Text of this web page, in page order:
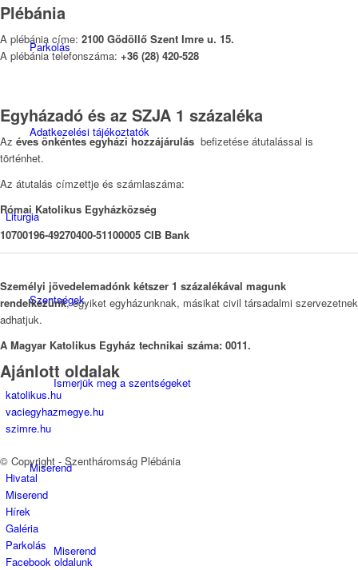
Parkolás
Adatkezelési tájékoztatók
Liturgia
Szentségek
Ismerjük meg a szentségeket
Miserend
Miserend
Plébánia
A plébánia címe: 2100 Gödöllő Szent Imre u. 15.
A plébánia telefonszáma: +36 (28) 420-528
Egyházadó és az SZJA 1 százaléka
Az éves önkéntes egyházi hozzájárulás befizetése átutalással is
történhet.
Az átutalás címzettje és számlaszáma:
Római Katolikus Egyházközség
10700196-49270400-51100005 CIB Bank
Személyi jövedelemadónk kétszer 1 százalékával magunk
rendelkezünk, egyiket egyházunknak, másikat civil társadalmi szervezetnek
adhatjuk.
A Magyar Katolikus Egyház technikai száma: 0011.
Ajánlott oldalak
katolikus.hu
vaciegyhazmegye.hu
szimre.hu
© Copyright - Szentháromság Plébánia
Hivatal
Miserend
Hírek
Galéria
Parkolás
Facebook oldalunk